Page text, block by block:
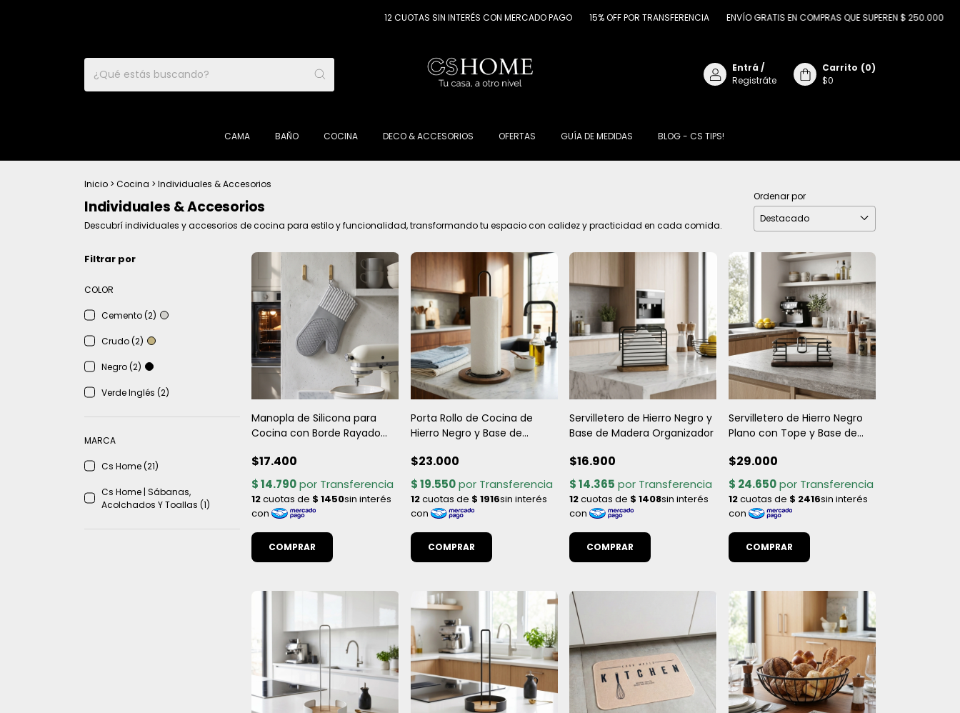
12 CUOTAS SIN INTERÉS CON MERCADO PAGO 15% OFF POR TRANSFERENCIA ENVÍO GRATIS EN COMPRAS QUE SUPEREN $ 250.000 12
Entrá /
Registráte
Carrito (0)
$0
CAMA BAÑO COCINA DECO & ACCESORIOS OFERTAS GUÍA DE MEDIDAS BLOG - CS TIPS!
Inicio > Cocina > Individuales & Accesorios
Individuales & Accesorios
Descubrí individuales y accesorios de cocina para estilo y funcionalidad, transformando tu espacio con calidez y practicidad en cada comida.
Ordenar por
Filtrar por
COLOR
Cemento (2)
Crudo (2)
Negro (2)
Verde Inglés (2)
MARCA
Cs Home (21)
Cs Home | Sábanas,
Acolchados Y Toallas (1)
Manopla de Silicona para
Cocina con Borde Rayado
$17.400
Porta Rollo de Cocina de
Hierro Negro y Base de
$23.000
Servilletero de Hierro Negro y
Base de Madera Organizador
$16.900
Servilletero de Hierro Negro
Plano con Tope y Base de
$29.000